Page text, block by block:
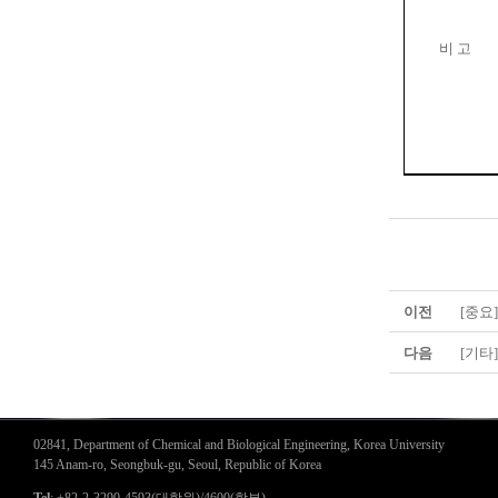
비 고
이전 [중요
다음 [기타
02841, Department of Chemical and Biological Engineering, Korea University
145 Anam-ro, Seongbuk-gu, Seoul, Republic of Korea